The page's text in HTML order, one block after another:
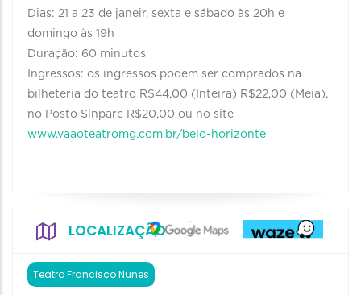
Dias: 21 a 23 de janeir, sexta e sábado às 20h e
domingo às 19h
Duração: 60 minutos
Ingressos: os ingressos podem ser comprados na
bilheteria do teatro R$44,00 (Inteira) R$22,00 (Meia),
no Posto Sinparc R$20,00 ou no site
www.vaaoteatromg.com.br/belo-horizonte
LOCALIZAÇÃO
Teatro Francisco Nunes